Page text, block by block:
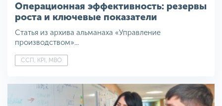
Операционная эффективность: резервы
роста и ключевые показатели
Статья из архива альманаха «Управление
производством»...
ССП, KPI, MBO